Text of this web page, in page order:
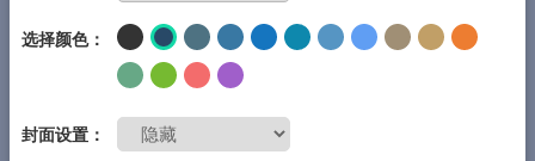
AI 翻译简历
AI 诊断简历
AI 模拟面试
选择颜色：
封面设置：